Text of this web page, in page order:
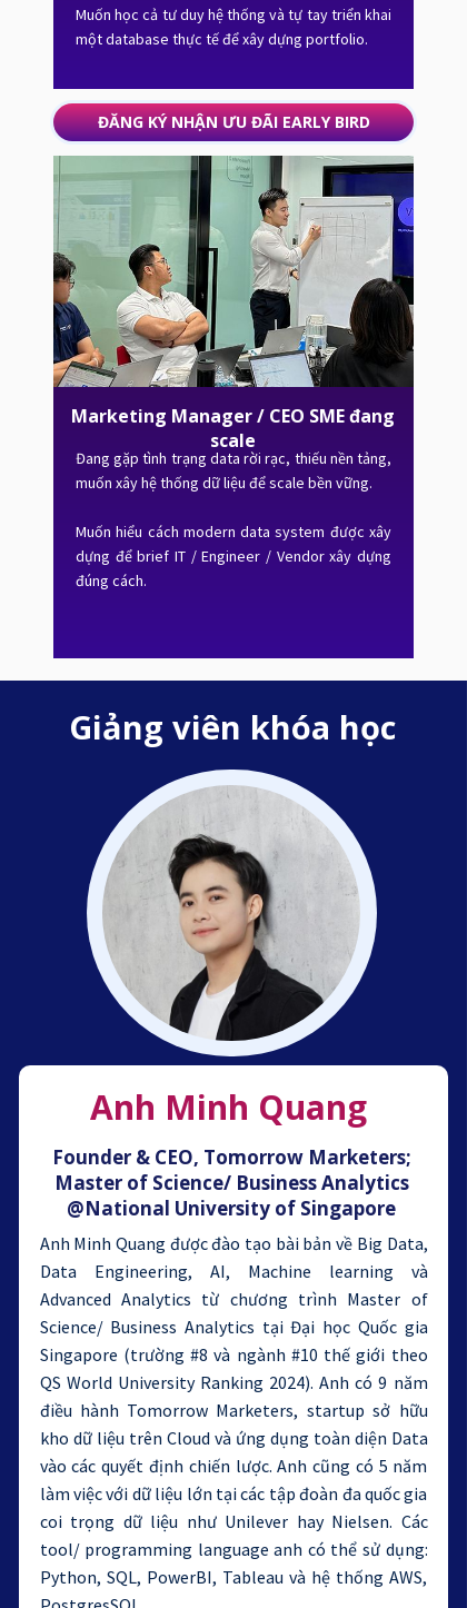
Muốn học cả tư duy hệ thống và tự tay triển khai
một database thực tế để xây dựng portfolio.
Marketing Manager / CEO SME đang
scale
Đang gặp tình trạng data rời rạc, thiếu nền tảng,
muốn xây hệ thống dữ liệu để scale bền vững.
Muốn hiểu cách modern data system được xây
dựng để brief IT / Engineer / Vendor xây dựng
đúng cách.
ĐĂNG KÝ NHẬN ƯU ĐÃI EARLY BIRD
Giảng viên khóa học
Anh Minh Quang
Anh Minh Quang được đào tạo bài bản về Big Data,
Data Engineering, AI, Machine learning và
Advanced Analytics từ chương trình Master of
Science/ Business Analytics tại Đại học Quốc gia
Singapore (trường #8 và ngành #10 thế giới theo
QS World University Ranking 2024). Anh có 9 năm
điều hành Tomorrow Marketers, startup sở hữu
kho dữ liệu trên Cloud và ứng dụng toàn diện Data
vào các quyết định chiến lược. Anh cũng có 5 năm
làm việc với dữ liệu lớn tại các tập đoàn đa quốc gia
coi trọng dữ liệu như Unilever hay Nielsen. Các
tool/ programming language anh có thể sử dụng:
Python, SQL, PowerBI, Tableau và hệ thống AWS,
Founder & CEO, Tomorrow Marketers;
Master of Science/ Business Analytics
@National University of Singapore